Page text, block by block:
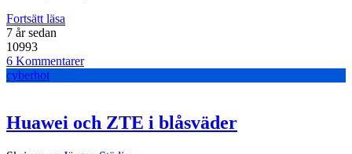
Fortsätt läsa
7 år sedan
10993
6 Kommentarer
cyberhot
Huawei och ZTE i blåsväder